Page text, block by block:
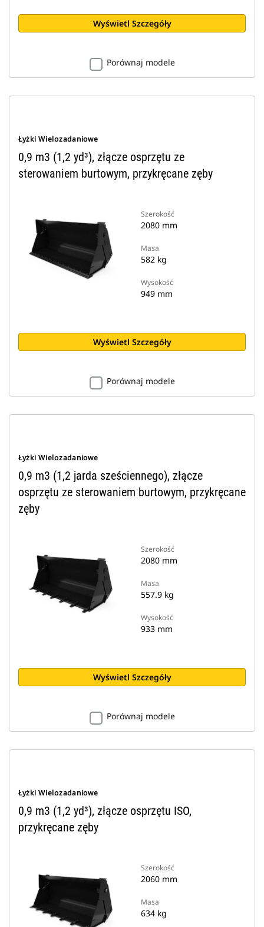
Wyświetl Szczegóły
Porównaj modele
Łyżki Wielozadaniowe
0,9 m3 (1,2 yd³), złącze osprzętu ze
sterowaniem burtowym, przykręcane zęby
Szerokość
2080 mm
Masa
582 kg
Wysokość
949 mm
Wyświetl Szczegóły
Porównaj modele
Łyżki Wielozadaniowe
0,9 m3 (1,2 jarda sześciennego), złącze
osprzętu ze sterowaniem burtowym, przykręcane
zęby
Szerokość
2080 mm
Masa
557.9 kg
Wysokość
933 mm
Wyświetl Szczegóły
Porównaj modele
Łyżki Wielozadaniowe
0,9 m3 (1,2 yd³), złącze osprzętu ISO,
przykręcane zęby
Szerokość
2060 mm
Masa
634 kg